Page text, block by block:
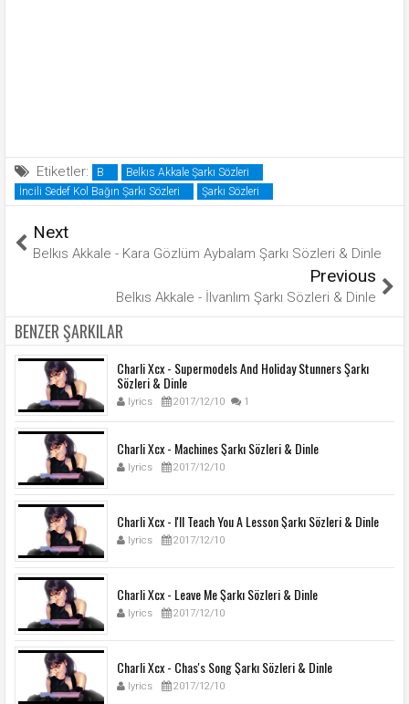
Etiketler: B
Belkıs Akkale Şarkı Sözleri
İncili Sedef Kol Bağın Şarkı Sözleri
Şarkı Sözleri
Next
Belkıs Akkale - Kara Gözlüm Aybalam Şarkı Sözleri & Dinle
Previous
Belkıs Akkale - İlvanlım Şarkı Sözleri & Dinle
BENZER ŞARKILAR
Charli Xcx - Supermodels And Holiday Stunners Şarkı
Sözleri & Dinle
lyrics 2017/12/10 1
Charli Xcx - Machines Şarkı Sözleri & Dinle
lyrics 2017/12/10
Charli Xcx - I'll Teach You A Lesson Şarkı Sözleri & Dinle
lyrics 2017/12/10
Charli Xcx - Leave Me Şarkı Sözleri & Dinle
lyrics 2017/12/10
Charli Xcx - Chas's Song Şarkı Sözleri & Dinle
lyrics 2017/12/10